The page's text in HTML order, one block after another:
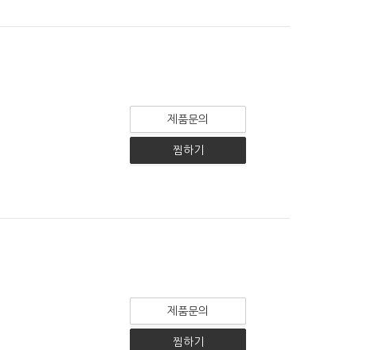
제품문의
찜하기
제품문의
찜하기